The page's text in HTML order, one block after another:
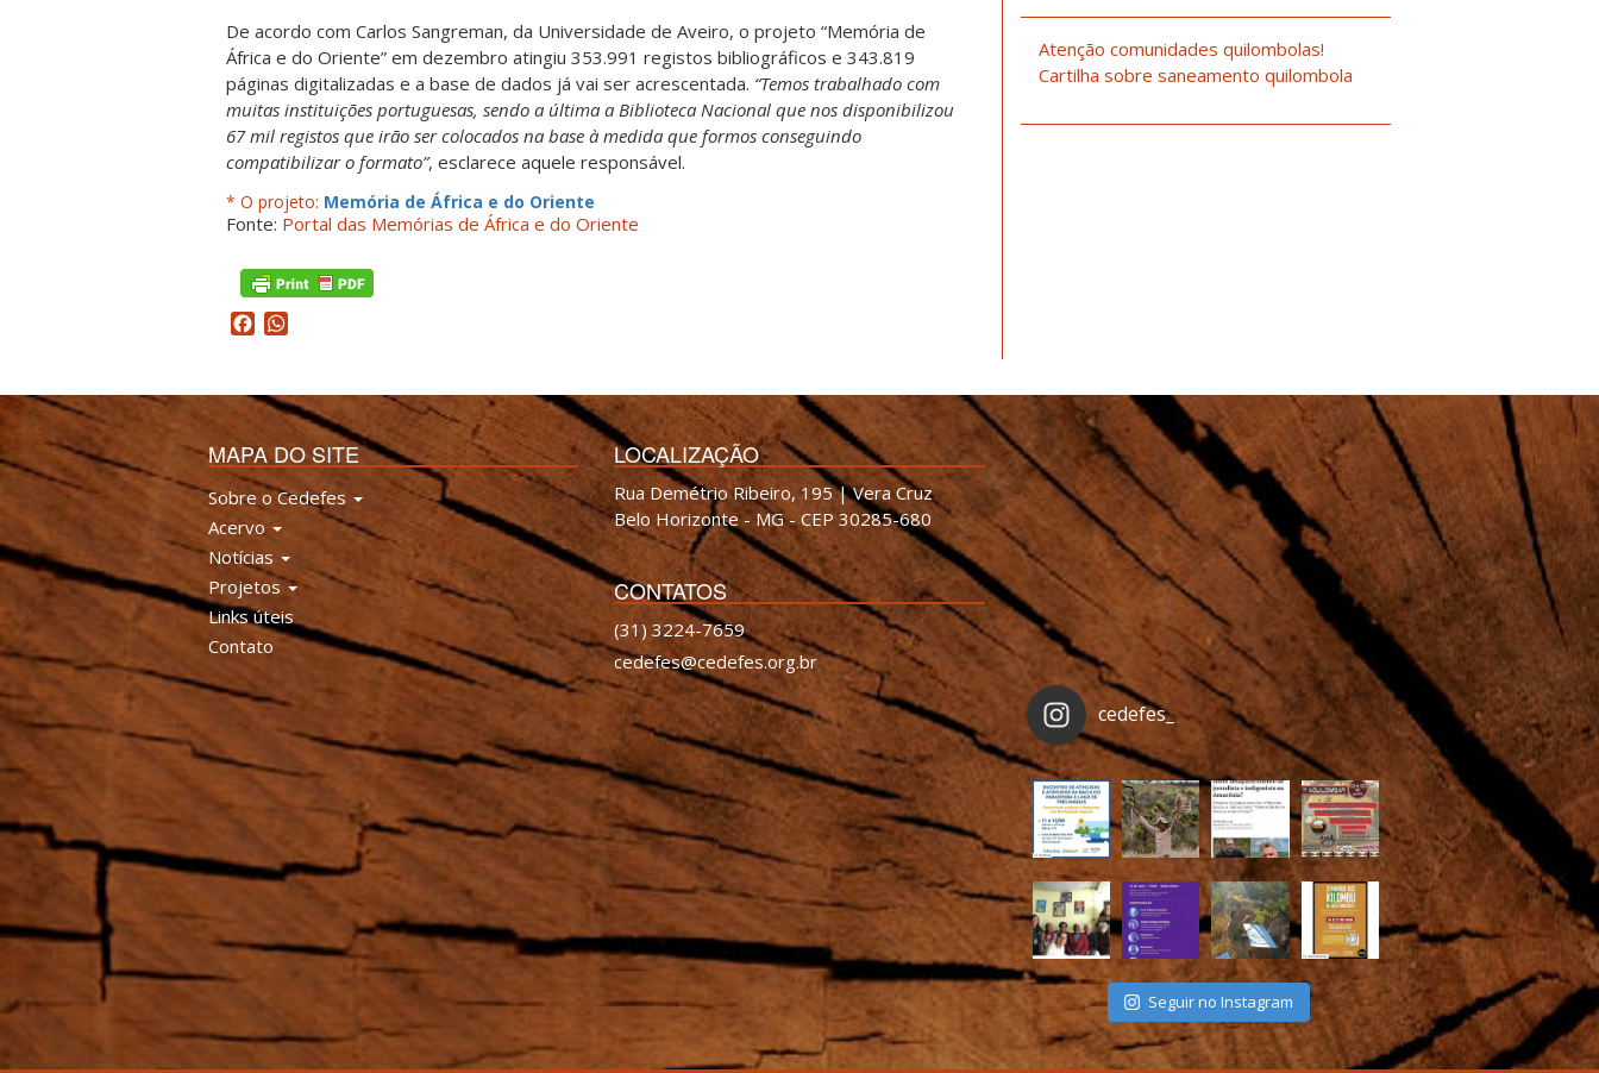
De acordo com Carlos Sangreman, da Universidade de Aveiro, o projeto “Memória de
África e do Oriente” em dezembro atingiu 353.991 registos bibliográficos e 343.819
páginas digitalizadas e a base de dados já vai ser acrescentada. “Temos trabalhado com
muitas instituições portuguesas, sendo a última a Biblioteca Nacional que nos disponibilizou
67 mil registos que irão ser colocados na base à medida que formos conseguindo
compatibilizar o formato”, esclarece aquele responsável.
* O projeto: Memória de África e do Oriente
Fonte: Portal das Memórias de África e do Oriente
Facebook
Atenção comunidades quilombolas!
Cartilha sobre saneamento quilombola
MAPA DO SITE
Sobre o Cedefes
Acervo
Notícias
Projetos
Links úteis
Contato
LOCALIZAÇÃO
Rua Demétrio Ribeiro, 195 | Vera Cruz
Belo Horizonte - MG - CEP 30285-680
CONTATOS
(31) 3224-7659
cedefes@cedefes.org.br
cedefes_
Seguir no Instagram